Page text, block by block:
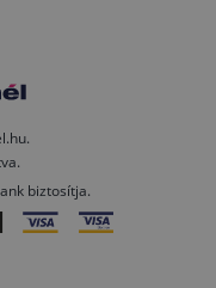
biztosítja.